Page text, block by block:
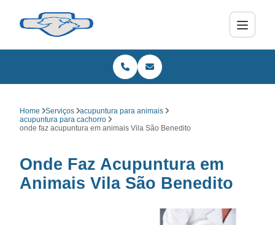
Home Serviços
acupuntura para animais
acupuntura para cachorro
onde faz acupuntura em animais Vila São Benedito
Onde Faz Acupuntura em
Animais Vila São Benedito